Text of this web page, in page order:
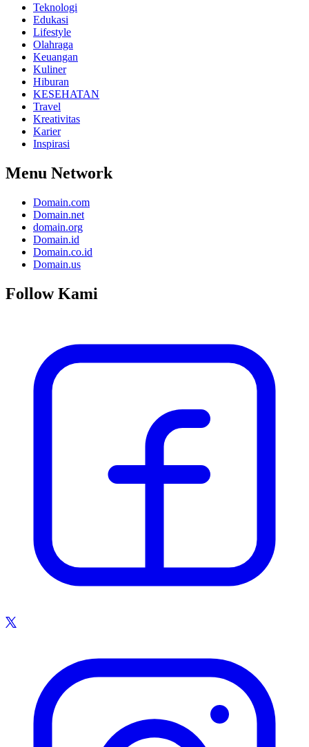
Teknologi
Edukasi
Lifestyle
Olahraga
Keuangan
Kuliner
Hiburan
KESEHATAN
Travel
Kreativitas
Karier
Inspirasi
Menu Network
Domain.com
Domain.net
domain.org
Domain.id
Domain.co.id
Domain.us
Follow Kami